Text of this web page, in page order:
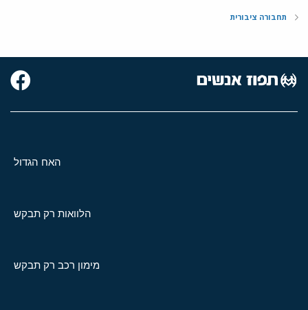
תחבורה ציבורית
האח הגדול
הלוואות רק תבקש
מימון רכב רק תבקש